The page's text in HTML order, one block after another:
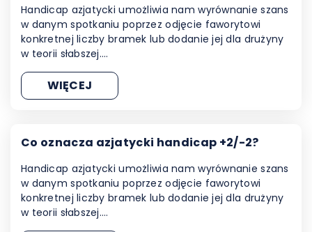
Handicap azjatycki umożliwia nam wyrównanie szans
w danym spotkaniu poprzez odjęcie faworytowi
konkretnej liczby bramek lub dodanie jej dla drużyny
w teorii słabszej.…
WIĘCEJ
Co oznacza azjatycki handicap +2/-2?
Handicap azjatycki umożliwia nam wyrównanie szans
w danym spotkaniu poprzez odjęcie faworytowi
konkretnej liczby bramek lub dodanie jej dla drużyny
w teorii słabszej.…